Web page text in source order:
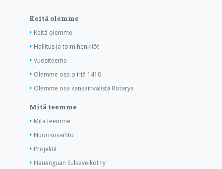
Keitä olemme
Keitä olemme
Hallitus ja toimihenkilöt
Vuositeema
Olemme osa piiriä 1410
Olemme osa kansainvälistä Rotarya
Mitä teemme
Mitä teemme
Nuorisovaihto
Projektit
Hauenguan Sulkaveikot ry